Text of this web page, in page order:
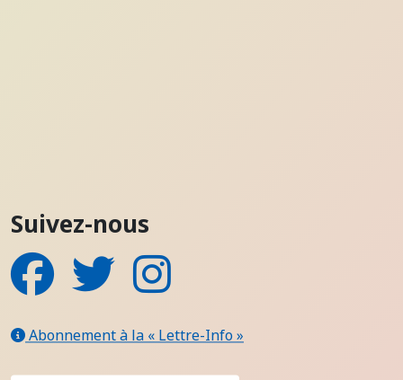
Suivez-nous
FacebookTwitter Instagram
Abonnement à la « Lettre-Info »